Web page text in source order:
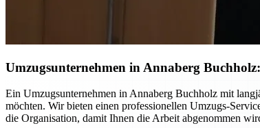
Umzugsunternehmen in Annaberg
Ein Umzugsunternehmen in Annaberg Buchholz mit
möchten. Wir bieten einen professionellen Umzugs-
die Organisation, damit Ihnen die Arbeit abgenommen